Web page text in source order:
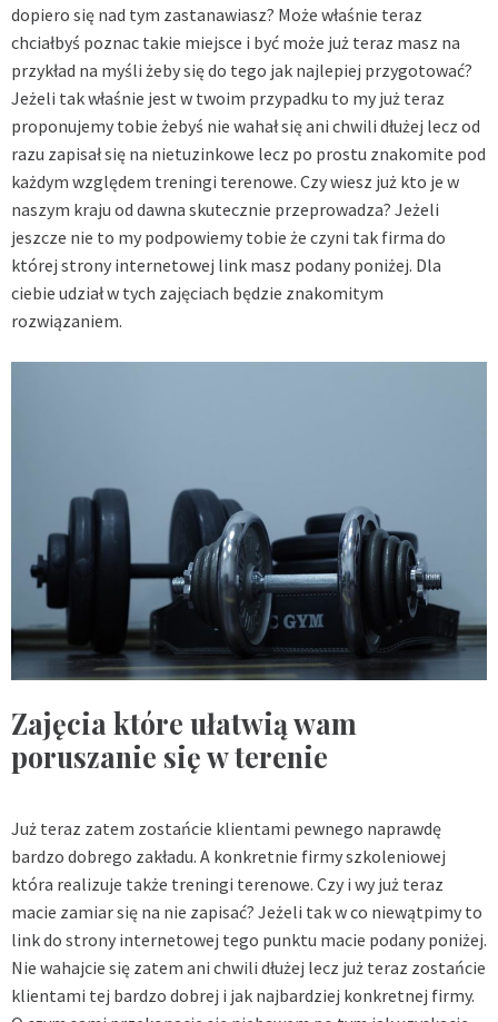
dopiero się nad tym zastanawiasz? Może właśnie teraz
chciałbyś poznac takie miejsce i być może już teraz masz na
przykład na myśli żeby się do tego jak najlepiej przygotować?
Jeżeli tak właśnie jest w twoim przypadku to my już teraz
proponujemy tobie żebyś nie wahał się ani chwili dłużej lecz od
razu zapisał się na nietuzinkowe lecz po prostu znakomite pod
każdym względem treningi terenowe. Czy wiesz już kto je w
naszym kraju od dawna skutecznie przeprowadza? Jeżeli
jeszcze nie to my podpowiemy tobie że czyni tak firma do
której strony internetowej link masz podany poniżej. Dla
ciebie udział w tych zajęciach będzie znakomitym
rozwiązaniem.
Zajęcia które ułatwią wam
poruszanie się w terenie
Już teraz zatem zostańcie klientami pewnego naprawdę
bardzo dobrego zakładu. A konkretnie firmy szkoleniowej
która realizuje także treningi terenowe. Czy i wy już teraz
macie zamiar się na nie zapisać? Jeżeli tak w co niewątpimy to
link do strony internetowej tego punktu macie podany poniżej.
Nie wahajcie się zatem ani chwili dłużej lecz już teraz zostańcie
klientami tej bardzo dobrej i jak najbardziej konkretnej firmy.